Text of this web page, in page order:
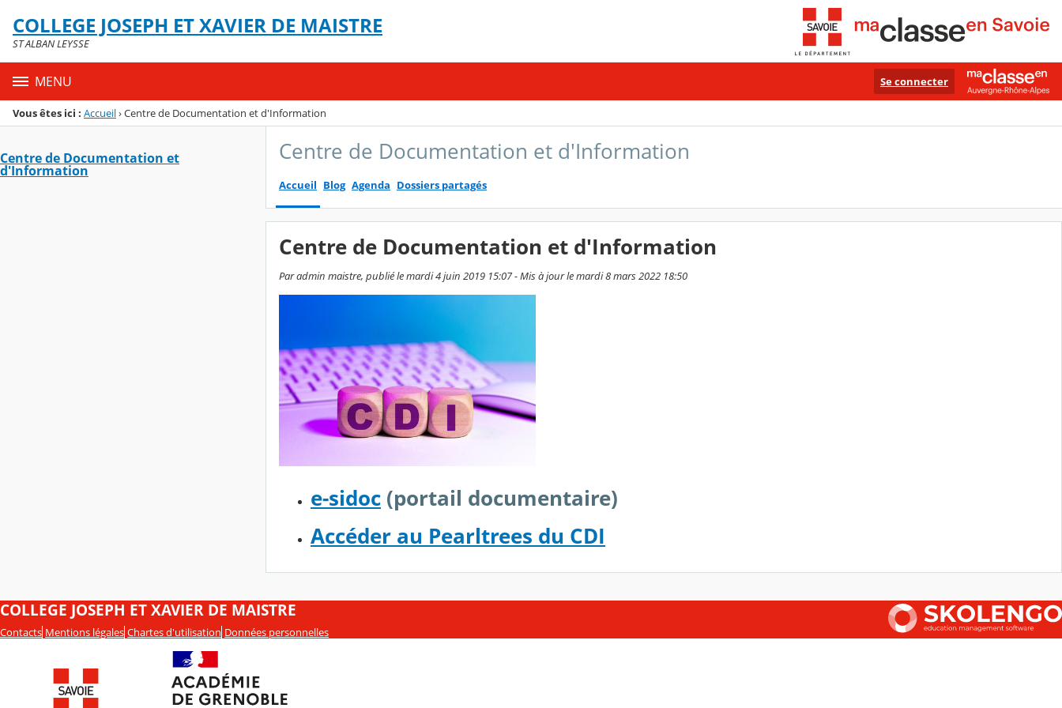
Menu de la rubrique
Contenu
COLLEGE JOSEPH ET XAVIER DE MAISTRE
ST ALBAN LEYSSE
MENU Se connecter
Vous êtes ici : Accueil›Centre de Documentation et d'Information
Centre de Documentation et
d'Information
Centre de Documentation et d'Information
Accueil Blog Agenda Dossiers partagés
Centre de Documentation et d'Information
Par admin maistre, publié le mardi 4 juin 2019 15:07 - Mis à jour le mardi 8 mars 2022 18:50
e-sidoc (portail documentaire)
Accéder au Pearltrees du CDI
COLLEGE JOSEPH ET XAVIER DE MAISTRE
Contacts Mentions légales Chartes d'utilisation Données personnelles